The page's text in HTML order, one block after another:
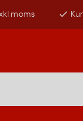
moms